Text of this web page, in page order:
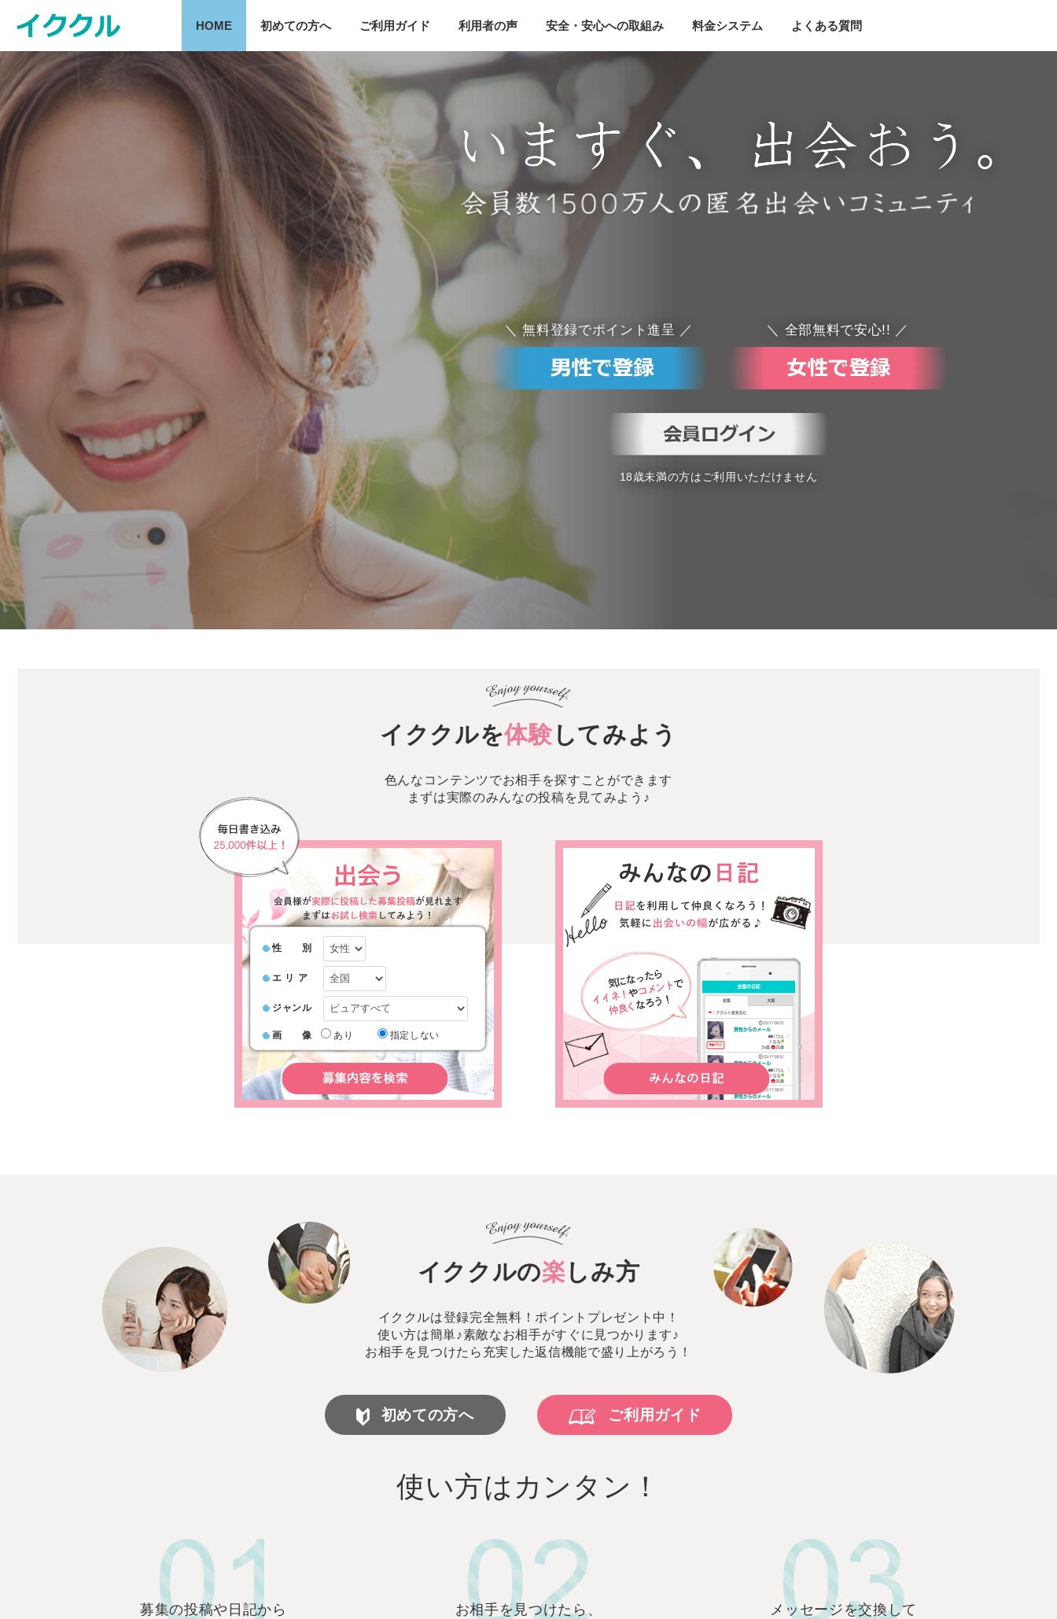
HOME 初めての方へ ご利用ガイド 利用者の声 安全・安心への取組み 料金システム よくある質問
＼ 無料登録でポイント進呈 ／ ＼ 全部無料で安心!! ／
18歳未満の方はご利用いただけません
イククルを体験してみよう
色んなコンテンツでお相手を探すことができます
まずは実際のみんなの投稿を見てみよう♪
性 別
エ リ ア
ジャンル
画 像 あり 指定しない
イククルの楽しみ方
イククルは登録完全無料！ポイントプレゼント中！
使い方は簡単♪素敵なお相手がすぐに見つかります♪
お相手を見つけたら充実した返信機能で盛り上がろう！
初めての方へ ご利用ガイド
使い方はカンタン！
募集の投稿や日記から
お相手を見つけたら、
メッセージを交換して